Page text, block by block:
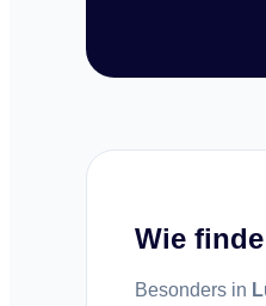
Wie
Besonders in